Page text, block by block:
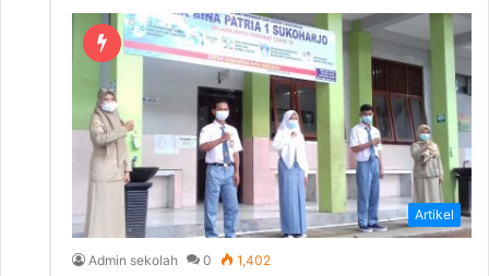
Artikel
Admin sekolah 0 1,402